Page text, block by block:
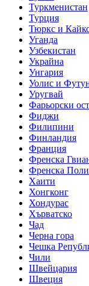
Туркменистан
Турция
Тюркс и
Уганда
Узбекистан
Украйна
Унгария
Уолис и
Уругвай
Фарьорски
Фиджи
Филипини
Финландия
Франция
Френска
Френска
Хаити
Хонгконг
Хондурас
Хърватско
Чад
Черна гора
Чешка
Чили
Швейцария
Швеция